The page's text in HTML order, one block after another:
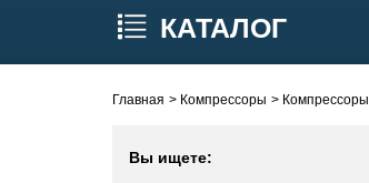
КАТАЛОГ
Главная Компрессоры
Вы ищете: